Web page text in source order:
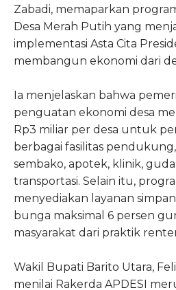
Zabadi, memaparkan
Desa Merah Putih yang
implementasi Asta Cita
membangun ekonomi dari
Ia menjelaskan bahwa
penguatan ekonomi desa
Rp3 miliar per desa untuk
berbagai fasilitas
sembako, apotek, klinik,
transportasi. Selain itu,
menyediakan layanan
bunga maksimal 6 persen
masyarakat dari praktik
Wakil Bupati Barito Utara,
menilai Rakerda APDESI